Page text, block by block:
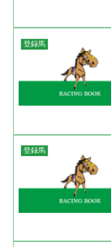
登録馬
登録馬